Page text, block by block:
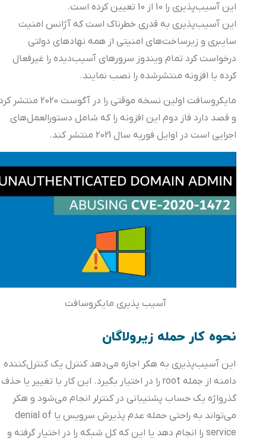
این آسیب‌پذیری را 10 از 10 تعیین کرده است.
این آسیب‌پذیری به قدری خطرناک است که آژانس امنیت
سایبری و زیرساخت‌های امنیتی از همه نهادهای دولتی
درخواست کرد تمام ویندوز سرورهای آسیب‌دیده را غیرفعال
کرده یا افزونه منتشرشده را نصب نمایند.
مایکروسافت اولین نسخه موقتی را در آگوست 2020 منتشر کرد
و قصد دارد فاز دوم این افزونه را که شامل دستورالعمل‌های
اجرایی است در اوایل فوریه سال 2021 منتشر کند.
آسیب پذیری مایکروسافت
نحوه کار حمله زیرولاگان
این آسیب‌پذیری به هکر اجازه می‌دهد کنترل یک کنترل‌کننده
دامنه از جمله root را در اختیار بگیرد. این کار با تغییر یا حذف
گذرواژه یک حساب پشتیبانی در کنترلر انجام می‌شود و هکر
می‌تواند به راحتی حمله عدم پذیرش سرویس یا denial of
service را انجام دهد یا این که کل شبکه را در اختیار گرفته و